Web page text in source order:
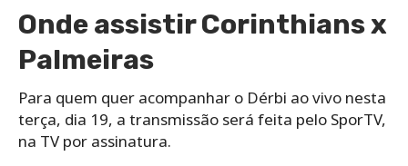
Onde assistir Corinthians x
Palmeiras
Para quem quer acompanhar o Dérbi ao vivo nesta
terça, dia 19, a transmissão será feita pelo SporTV,
na TV por assinatura.